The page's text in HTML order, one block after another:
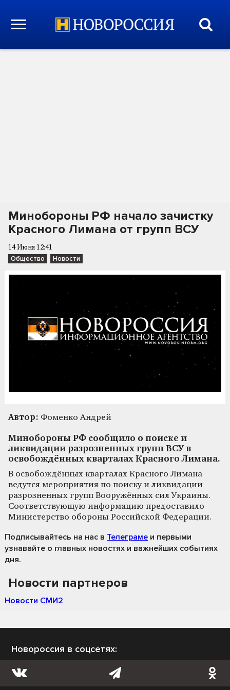
Минобороны РФ начало зачистку
Красного Лимана от групп ВСУ
14 Июня 12:41
Общество Новости
Автор: Фоменко Андрей
Минобороны РФ сообщило о поиске и
ликвидации разрозненных групп ВСУ в
освобождённых кварталах Красного Лимана.
В освобождённых кварталах Красного Лимана
ведутся мероприятия по поиску и ликвидации
разрозненных групп Вооружённых сил Украины.
Соответствующую информацию предоставило
Министерство обороны Российской Федерации.
Подписывайтесь на нас в Телеграме и первыми
узнавайте о главных новостях и важнейших событиях
дня.
Новости партнеров
Новости СМИ2
Новороссия в соцсетях: